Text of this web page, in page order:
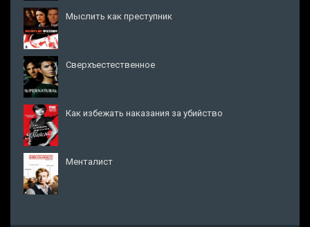
Мыслить как преступник
Сверхъестественное
Как избежать наказания за убийство
Менталист